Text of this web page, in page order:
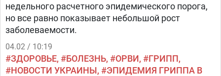
недельного расчетного эпидемического порога,
но все равно показывает небольшой рост
заболеваемости.
04.02 / 10:19
ЗДОРОВЬЕ БОЛЕЗНЬ ОРВИ
ГРИПП
НОВОСТИ УКРАИНЫ
ЭПИДЕМИЯ ГРИППА В